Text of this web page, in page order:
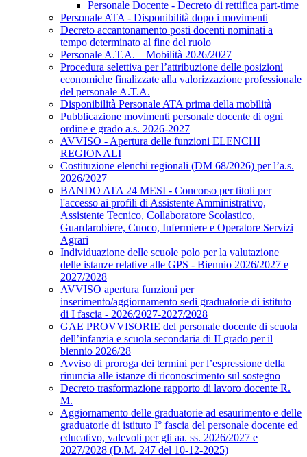
Personale Docente - Decreto di rettifica part-time
Personale ATA - Disponibilità dopo i movimenti
Decreto accantonamento posti docenti nominati a
tempo determinato al fine del ruolo
Personale A.T.A. – Mobilità 2026/2027
Procedura selettiva per l’attribuzione delle posizioni
economiche finalizzate alla valorizzazione professionale
del personale A.T.A.
Disponibilità Personale ATA prima della mobilità
Pubblicazione movimenti personale docente di ogni
ordine e grado a.s. 2026-2027
AVVISO - Apertura delle funzioni ELENCHI
REGIONALI
Costituzione elenchi regionali (DM 68/2026) per l’a.s.
2026/2027
BANDO ATA 24 MESI - Concorso per titoli per
l'accesso ai profili di Assistente Amministrativo,
Assistente Tecnico, Collaboratore Scolastico,
Guardarobiere, Cuoco, Infermiere e Operatore Servizi
Agrari
Individuazione delle scuole polo per la valutazione
delle istanze relative alle GPS - Biennio 2026/2027 e
2027/2028
AVVISO apertura funzioni per
inserimento/aggiornamento sedi graduatorie di istituto
di I fascia - 2026/2027-2027/2028
GAE PROVVISORIE del personale docente di scuola
dell’infanzia e scuola secondaria di II grado per il
biennio 2026/28
Avviso di proroga dei termini per l’espressione della
rinuncia alle istanze di riconoscimento sul sostegno
Decreto trasformazione rapporto di lavoro docente R.
M.
Aggiornamento delle graduatorie ad esaurimento e delle
graduatorie di istituto I° fascia del personale docente ed
educativo, valevoli per gli aa. ss. 2026/2027 e
2027/2028 (D.M. 247 del 10-12-2025)